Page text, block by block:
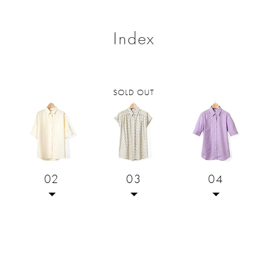
Index
02
SOLD OUT
03 04